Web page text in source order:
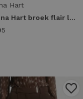
Hart
Helena Hart broek flair lano lurex 7853 Flared burgundy